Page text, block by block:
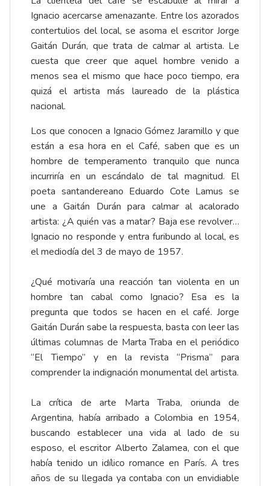
Ignacio acercarse amenazante. Entre los azorados
contertulios del local, se asoma el escritor Jorge
Gaitán Durán, que trata de calmar al artista. Le
cuesta que creer que aquel hombre venido a
menos sea el mismo que hace poco tiempo, era
quizá el artista más laureado de la plástica
nacional.
Los que conocen a Ignacio Gómez Jaramillo y que
están a esa hora en el Café, saben que es un
hombre de temperamento tranquilo que nunca
incurriría en un escándalo de tal magnitud. El
poeta santandereano Eduardo Cote Lamus se
une a Gaitán Durán para calmar al acalorado
artista: ¿A quién vas a matar? Baja ese revolver…
Ignacio no responde y entra furibundo al local, es
el mediodía del 3 de mayo de 1957.
¿Qué motivaría una reacción tan violenta en un
hombre tan cabal como Ignacio? Esa es la
pregunta que todos se hacen en el café. Jorge
Gaitán Durán sabe la respuesta, basta con leer las
últimas columnas de Marta Traba en el periódico
“El Tiempo” y en la revista “Prisma” para
comprender la indignación monumental del artista.
La crítica de arte Marta Traba, oriunda de
Argentina, había arribado a Colombia en 1954,
buscando establecer una vida al lado de su
esposo, el escritor Alberto Zalamea, con el que
había tenido un idílico romance en París. A tres
años de su llegada ya contaba con un envidiable